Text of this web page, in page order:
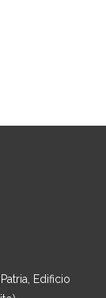
Edificio